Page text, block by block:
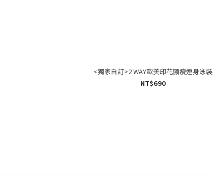
<獨家自訂>2 WAY歐美印花顯瘦連身泳裝
NT$690